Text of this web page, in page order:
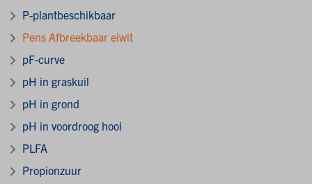
P-plantbeschikbaar
Pens Afbreekbaar eiwit
pF-curve
pH in graskuil
pH in grond
pH in voordroog hooi
PLFA
Propionzuur